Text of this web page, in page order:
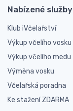
Nabízené služby
Klub iVčelařství
Výkup včelího vosku
Výkup včelího medu
Výměna vosku
Včelařská poradna
Ke stažení ZDARMA